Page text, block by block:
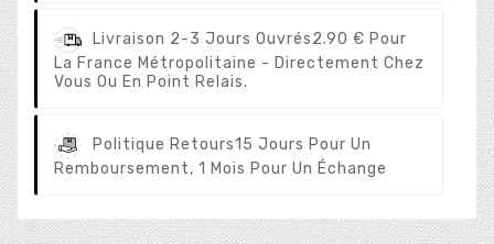
Livraison 2-3 Jours Ouvrés2.90 € Pour
La France Métropolitaine - Directement Chez
Vous Ou En Point Relais.
Politique Retours15 Jours Pour Un
Remboursement, 1 Mois Pour Un Échange